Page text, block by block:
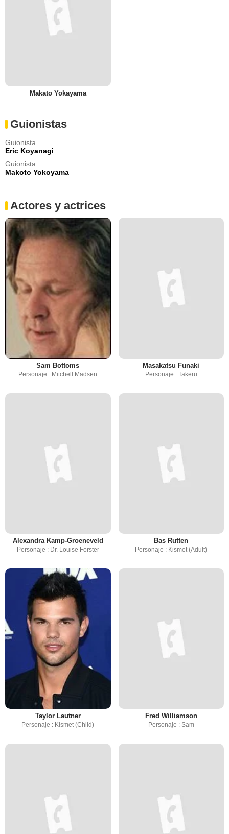
Makato Yokayama
Guionistas
Guionista
Eric Koyanagi
Guionista
Makoto Yokoyama
Actores y actrices
Sam Bottoms
Personaje : Mitchell Madsen
Masakatsu Funaki
Personaje : Takeru
Alexandra Kamp-Groeneveld
Personaje : Dr. Louise Forster
Bas Rutten
Personaje : Kismet (Adult)
Taylor Lautner
Personaje : Kismet (Child)
Fred Williamson
Personaje : Sam